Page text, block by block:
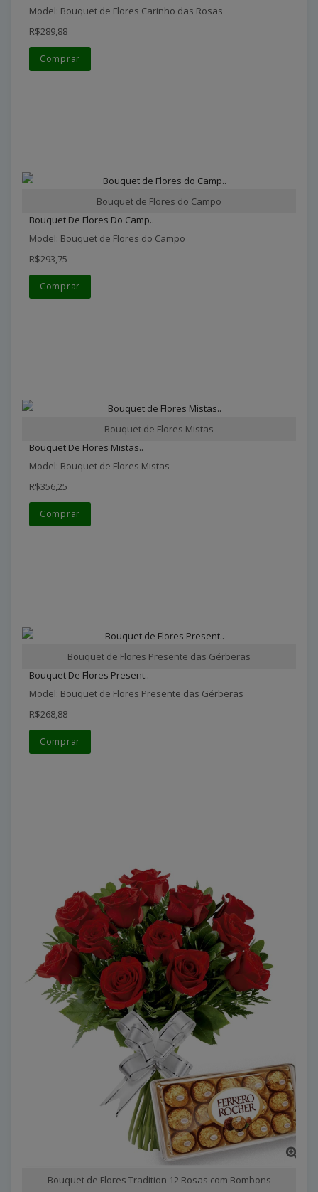
Model: Bouquet de Flores Carinho das Rosas
R$289,88
Comprar
Bouquet de Flores do Campo
Bouquet De Flores Do Camp..
Model: Bouquet de Flores do Campo
R$293,75
Comprar
Bouquet de Flores Mistas
Bouquet De Flores Mistas..
Model: Bouquet de Flores Mistas
R$356,25
Comprar
Bouquet de Flores Presente das Gérberas
Bouquet De Flores Present..
Model: Bouquet de Flores Presente das Gérberas
R$268,88
Comprar
Bouquet de Flores Tradition 12 Rosas com Bombons